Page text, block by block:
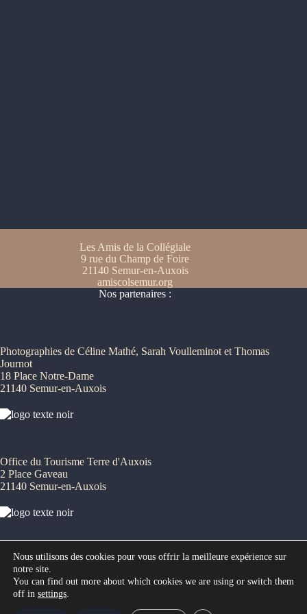
Les Amis de la Collégiale
9 rue du Champ de Foire
21140 Semur-en-Auxois
amiscolsemur.org
Nos partenaires :
Photographies de Céline Mathé, Sarah Voulleminot et Thomas
Journot
18 Place Notre-Dame
21140 Semur-en-Auxois
Office du Tourisme Terre d'Auxois
2 Place Gaveau
21140 Semur-en-Auxois
Mairie de Semur-en-Auxois
7 bis place de l'Ancienne Comédie
21140 Semur-en-Auxois
Nous utilisons des cookies pour vous offrir la meilleure expérience sur
notre site.
You can find out more about which cookies we are using or switch them
off in settings.